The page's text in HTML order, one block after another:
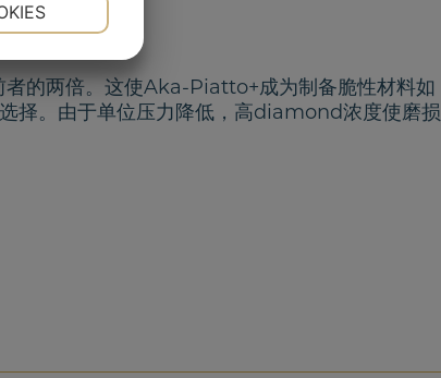
者的两倍。这使Aka-Piatto+成为制备脆性材料如
择。由于单位压力降低，高diamond浓度使磨损